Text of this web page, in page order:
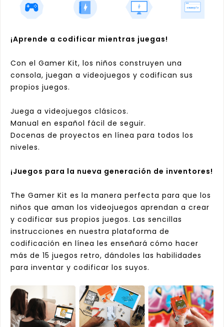
¡Aprende a codificar mientras juegas!
Con el Gamer Kit, los niños construyen una
consola, juegan a videojuegos y codifican sus
propios juegos.
Juega a videojuegos clásicos.
Manual en español fácil de seguir.
Docenas de proyectos en línea para todos los
niveles.
¡Juegos para la nueva generación de inventores!
The Gamer Kit es la manera perfecta para que los
niños que aman los videojuegos aprendan a crear
y codificar sus propios juegos. Las sencillas
instrucciones en nuestra plataforma de
codificación en línea les enseñará cómo hacer
más de 15 juegos retro, dándoles las habilidades
para inventar y codificar los suyos.